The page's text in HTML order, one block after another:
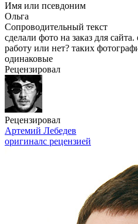
Имя или псевдоним
Ольга
Сопроводительный текст
сделали фото на заказ для сайта.
работу или нет? таких
одинаковые
Рецензировал
Рецензировал
Артемий Лебедев
оригиналс рецензией